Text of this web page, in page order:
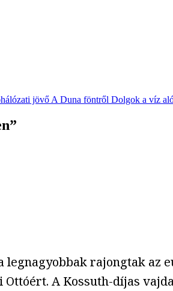
jövő A Duna föntről Dolgok a víz
legnagyobbak rajongtak
Ottóért. A Kossuth-díjas